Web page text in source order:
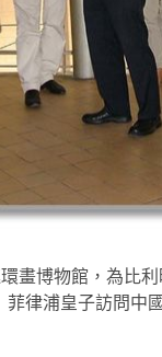
畫博物館，為比
菲律浦皇子訪問中